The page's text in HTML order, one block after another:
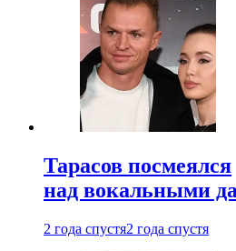
Тарасов посмеялся
над вокальными
2 года спустя2 года спустя